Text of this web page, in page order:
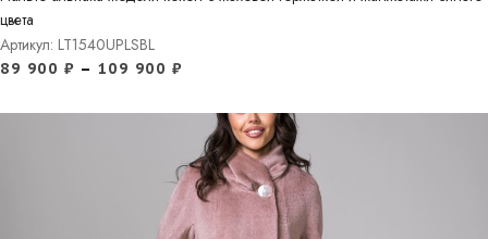
цвета
Артикул: LT1540UPLSBL
89 900 ₽ – 109 900 ₽